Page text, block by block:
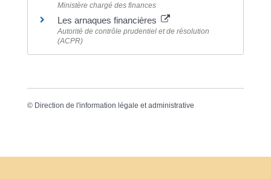
Ministère chargé des finances
Les arnaques financières
Autorité de contrôle prudentiel et de résolution
(ACPR)
© Direction de l'information légale et administrative